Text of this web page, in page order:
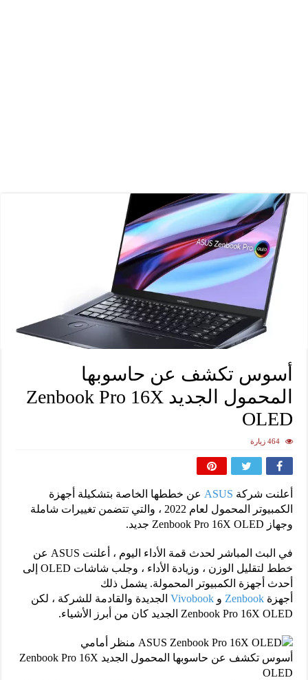
أسوس تكشف عن حاسوبها
المحمول الجديد Zenbook Pro 16X
OLED
464 زيارة
أعلنت شركة ASUSعن خططها الخاصة بتشكيلة أجهزة
الكمبيوتر المحمول لعام 2022 ، والتي تتضمن تغييرات شاملة
وجهاز Zenbook Pro 16X OLED جديد.
في البث المباشر لحدث قمة الأداء اليوم ، أعلنت ASUS عن
خطط لتقليل الوزن ، وزيادة الأداء ، وجلب شاشات OLED إلى
أحدث أجهزة الكمبيوتر المحمولة. يشمل ذلك
أجهزة Zenbookو Vivobookالجديدة والقادمة للشركة ، لكن
Zenbook Pro 16X OLED الجديد كان من أبرز الأشياء.
أسوس تكشف عن حاسوبها المحمول الجديد Zenbook Pro 16X
OLED